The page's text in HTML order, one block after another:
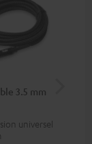
3.5 mm
universel